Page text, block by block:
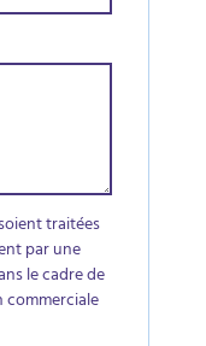
traitées
par une
le cadre de
commerciale